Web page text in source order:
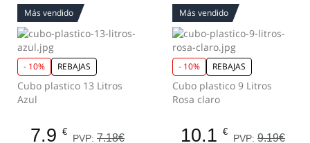
Más vendido
- 10% REBAJAS
Cubo plastico 13 Litros
Azul
7.9 €
PVP: 7.18€
Más vendido
- 10% REBAJAS
Cubo plastico 9 Litros
Rosa claro
10.1 €
PVP: 9.19€